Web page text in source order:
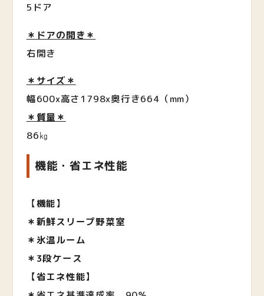
5ドア
＊ドアの開き＊
右開き
＊サイズ＊
幅600x高さ1798x奥行き664（mm）
＊質量＊
86㎏
機能・省エネ性能
【機能】
＊新鮮スリープ野菜室
＊氷温ルーム
＊3段ケース
【省エネ性能】